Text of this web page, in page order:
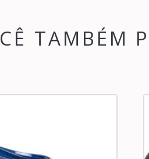
TAMBÉM